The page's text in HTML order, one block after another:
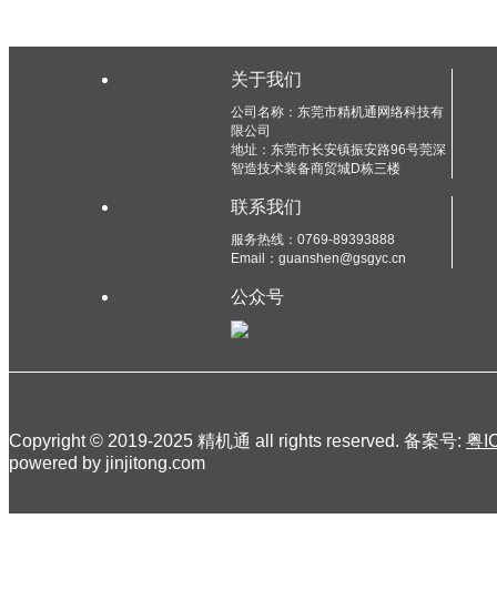
关于我们
公司名称：东莞市精机通网络科技有
限公司
地址：东莞市长安镇振安路96号莞深
智造技术装备商贸城D栋三楼
联系我们
服务热线：0769-89393888
Email：guanshen@gsgyc.cn
公众号
Copyright © 2019-2025 精机通 all rights reserved. 备案号: 粤
powered by jinjitong.com